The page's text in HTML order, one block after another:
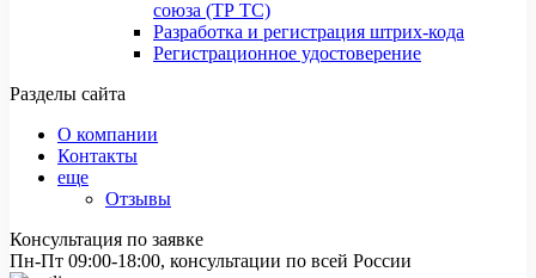
союза (ТР ТС)
Разработка и регистрация штрих-кода
Регистрационное удостоверение
Разделы сайта
О компании
Контакты
еще
Отзывы
Консультация по заявке
Пн-Пт 09:00-18:00, консультации по всей России